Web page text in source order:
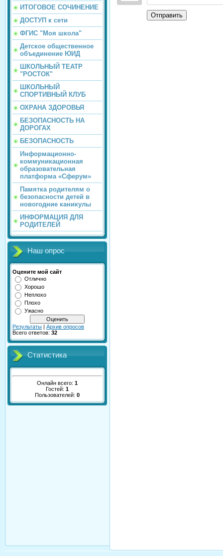
ИТОГОВОЕ СОЧИНЕНИЕ
ДОСТУП к сети
ФГИС "Моя школа"
Детское общественное
объединение ЮИД
ШКОЛЬНЫЙ ТЕАТР
"РОСТОК"
ШКОЛЬНЫЙ
СПОРТИВНЫЙ КЛУБ
ОХРАНА ЗДОРОВЬЯ
БЕЗОПАСНОСТЬ НА
ДОРОГАХ
БЕЗОПАСНОСТЬ
Информационно-
коммуникационная
образовательная
платформа «Сферум»
Памятка родителям о
безопасности детей в
новогодние каникулы
ИНФОРМАЦИЯ ДЛЯ
РОДИТЕЛЕЙ
Наш опрос
Оцените мой сайт
Отлично
Хорошо
Неплохо
Плохо
Ужасно
Результаты | Архив опросов
Всего ответов: 32
Статистика
Онлайн всего: 1
Гостей: 1
Пользователей: 0
Отправить